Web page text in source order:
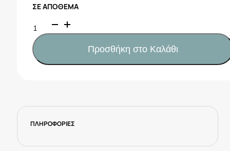
ΣΕ ΑΠΌΘΕΜΑ
Kikka
Boo
Σετ
Φαγητού
Savanna
Προσθήκη στο Καλάθι
ΠΛΗΡΟΦΟΡΙΕΣ